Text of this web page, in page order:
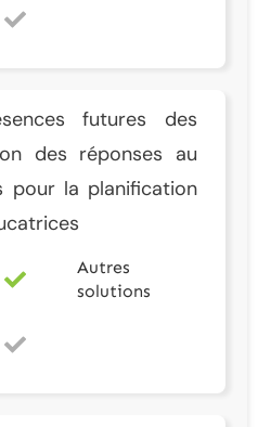
futures des
des réponses au
pour la planification
Autres
solutions